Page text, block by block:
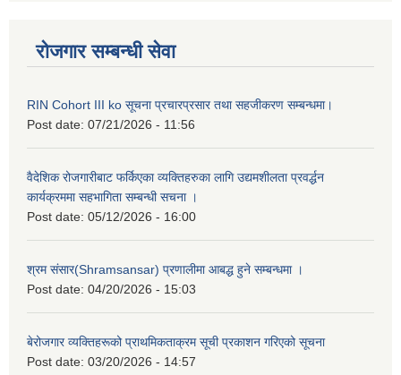
रोजगार सम्बन्धी सेवा
RIN Cohort III ko सूचना प्रचारप्रसार तथा सहजीकरण सम्बन्धमा।
Post date: 07/21/2026 - 11:56
वैदेशिक रोजगारीबाट फर्किएका व्यक्तिहरुका लागि उद्यमशीलता प्रवर्द्धन
कार्यक्रममा सहभागिता सम्बन्धी सचना ।
Post date: 05/12/2026 - 16:00
श्रम संसार(Shramsansar) प्रणालीमा आबद्ध हुने सम्बन्धमा ।
Post date: 04/20/2026 - 15:03
बेरोजगार व्यक्तिहरूको प्राथमिकताक्रम सूची प्रकाशन गरिएको सूचना
Post date: 03/20/2026 - 14:57